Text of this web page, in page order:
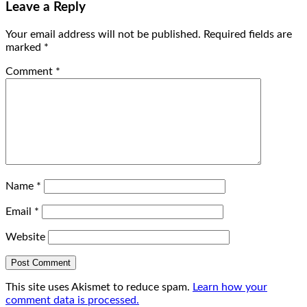
Leave a Reply
Your email address will not be published. Required fields are
marked *
Comment *
Name *
Email *
Website
This site uses Akismet to reduce spam. Learn how your
comment data is processed.